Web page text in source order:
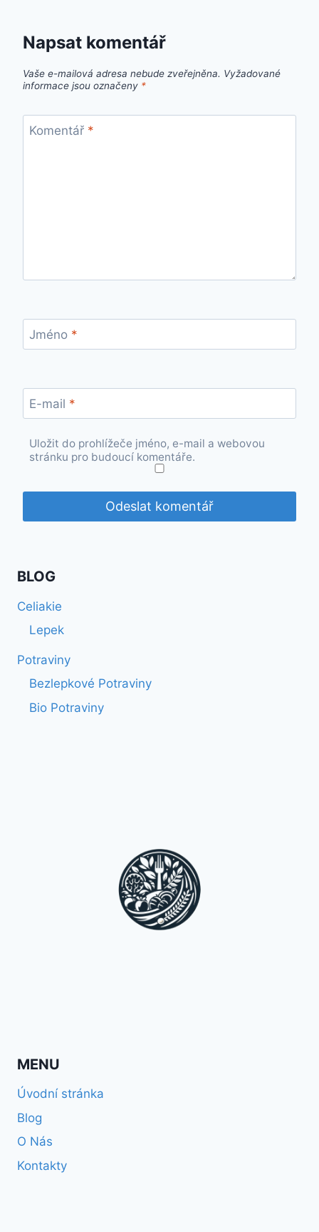
Napsat komentář
Vaše e-mailová adresa nebude zveřejněna. Vyžadované
informace jsou označeny *
Komentář *
Jméno *
E-mail *
Uložit do prohlížeče jméno, e-mail a webovou
stránku pro budoucí komentáře.
BLOG
Celiakie
Lepek
Potraviny
Bezlepkové Potraviny
Bio Potraviny
MENU
Úvodní stránka
Blog
O Nás
Kontakty